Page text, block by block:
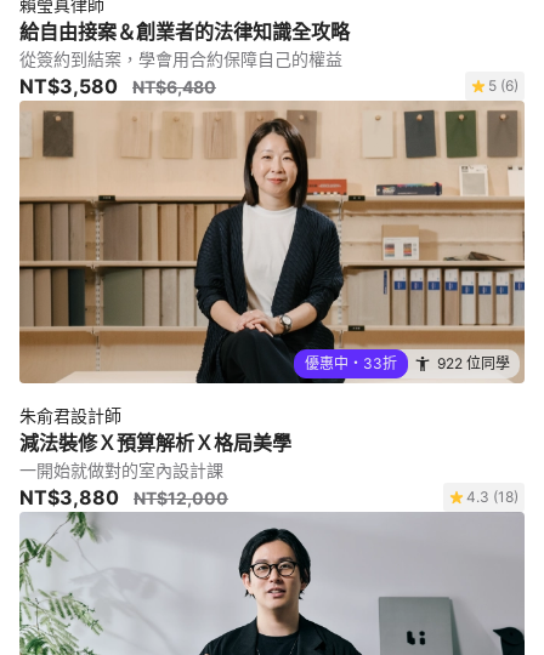
賴瑩真律師
給自由接案＆創業者的法律知識全攻略
從簽約到結案，學會用合約保障自己的權益
NT$3,580 NT$6,480 5 (6)
優惠中・33折 922 位同學
朱俞君設計師
減法裝修Ｘ預算解析Ｘ格局美學
一開始就做對的室內設計課
NT$3,880 NT$12,000 4.3 (18)